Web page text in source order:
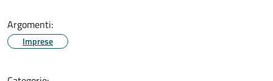
Argomenti:
Imprese